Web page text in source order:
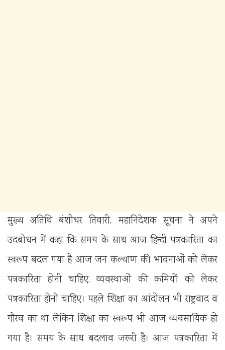
मुख्य अतिथि बंशीधर तिवारी, महानिदेशक सूचना ने अपने
उदबोधन में कहा कि समय के साथ आज हिन्दी पत्रकारिता का
स्वरूप बदल गया है आज जन कल्याण की भावनाओं को लेकर
पत्रकारिता होनी चाहिए, व्यवस्थाओं की कमियों को लेकर
पत्रकारिता होनी चाहिए। पहले शिक्षा का आंदोलन भी राष्ट्रवाद व
गौरव का था लेकिन शिक्षा का स्वरूप भी आज व्यवसायिक हो
गया है। समय के साथ बदलाव जरूरी है। आज पत्रकारिता में